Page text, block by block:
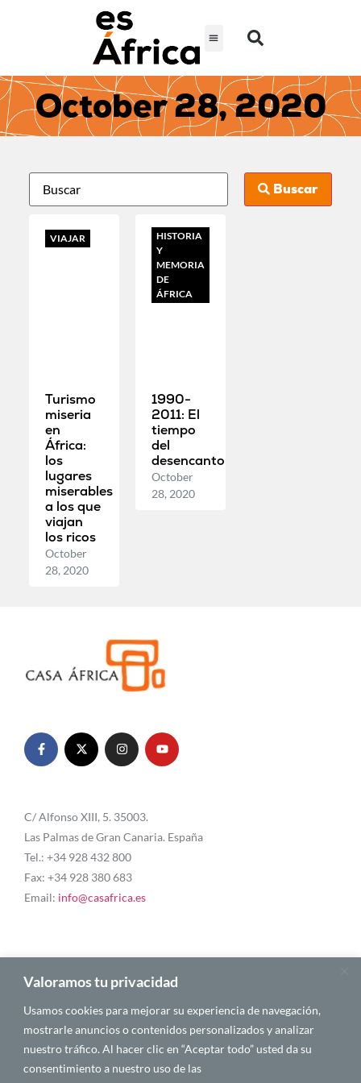
Valoramos tu privacidad
Usamos cookies para mejorar su experiencia de navegación,
mostrarle anuncios o contenidos personalizados y analizar
nuestro tráfico. Al hacer clic en “Aceptar todo” usted da su
consentimiento a nuestro uso de las
October 28, 2020
Buscar
VIAJAR
Turismo
miseria
en
África:
los
lugares
miserables
a los que
viajan
los ricos
October
28, 2020
HISTORIA
Y
MEMORIA
DE
ÁFRICA
1990-
2011: El
tiempo
del
desencanto
October
28, 2020
C/ Alfonso XIII, 5. 35003.
Las Palmas de Gran Canaria. España
Tel.: +34 928 432 800
Fax: +34 928 380 683
Email: info@casafrica.es
Blog
About Us
Personalities